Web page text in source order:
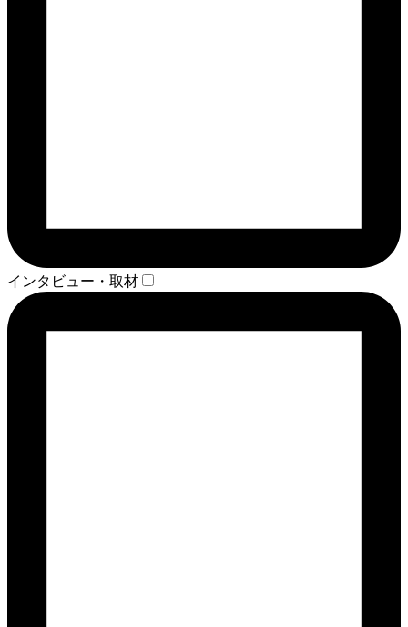
インタビュー・取材